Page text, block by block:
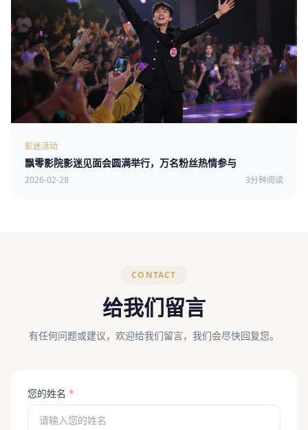
影迷活动
飘零影院影迷见面会圆满举行，万名粉丝热情参与
2026-02-28 3分钟阅读
CONTACT
给我们留言
有任何问题或建议，欢迎给我们留言，我们会尽快回复您。
您的姓名 *